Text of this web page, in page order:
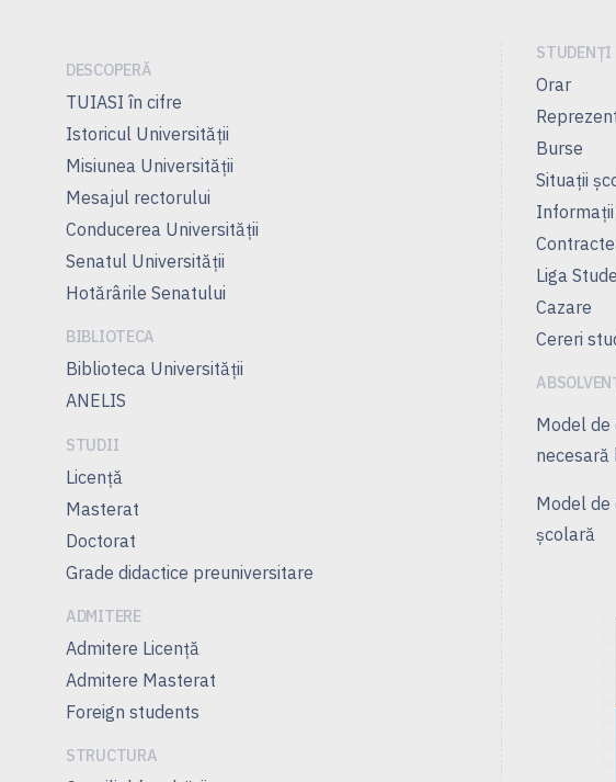
DESCOPERĂ
TUIASI în cifre
Istoricul Universităţii
Misiunea Universităţii
Mesajul rectorului
Conducerea Universităţii
Senatul Universității
Hotărârile Senatului
BIBLIOTECA
Biblioteca Universității
ANELIS
STUDII
Licență
Masterat
Doctorat
Grade didactice preuniversitare
ADMITERE
Admitere Licenţă
Admitere Masterat
Foreign students
STRUCTURA
STUDENȚI
Orar
Burse
Situații
Liga
Cazare
Cereri
Model de
necesară
Model
școlară